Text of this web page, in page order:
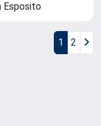
Esposito
1 2